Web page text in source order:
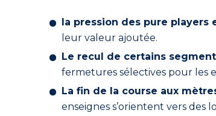
la pression des pure players
leur valeur ajoutée.
Le recul de certains
fermetures sélectives pour les
La fin de la course aux
enseignes s’orientent vers des